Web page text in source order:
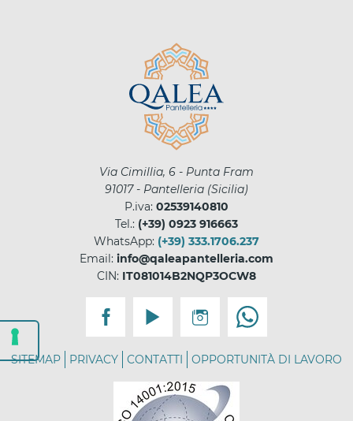
Via Cimillia, 6 - Punta Fram
91017- Pantelleria (Sicilia)
P.iva: 02539140810
Tel.: (+39) 0923 916663
WhatsApp: (+39) 333.1706.237
Email: info@qaleapantelleria.com
CIN: IT081014B2NQP3OCW8
SITEMAP PRIVACY CONTATTI OPPORTUNITÀ DI LAVORO